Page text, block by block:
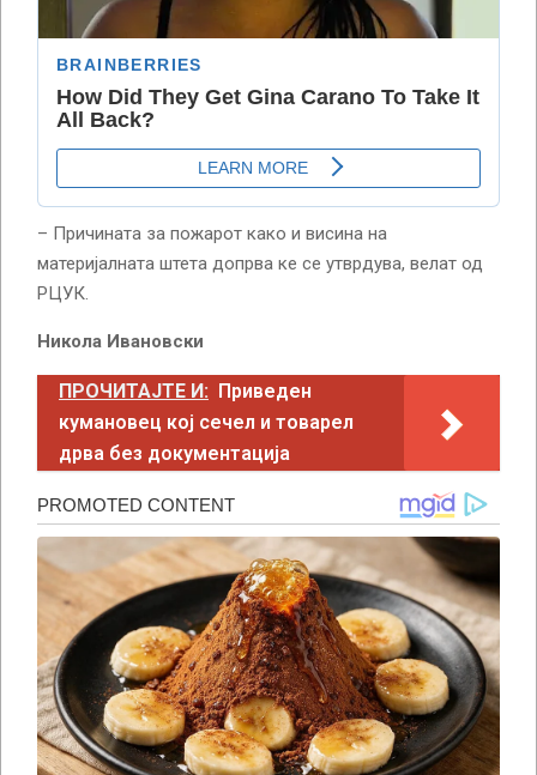
– Причината за пожарот како и висина на
материјалната штета допрва ке се утврдува, велат од
РЦУК.
Никола Ивановски
ПРОЧИТАЈТЕ И: Приведен
кумановец кој сечел и товарел
дрва без документација